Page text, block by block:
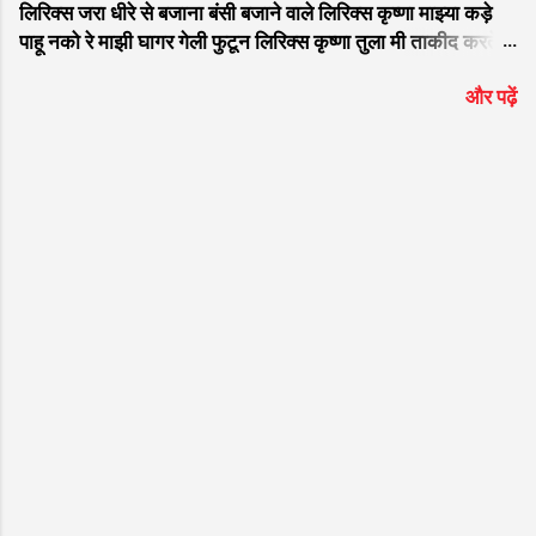
असीम शांति मिलती है। नीचे इस सुपरहिट श्रेणी "श्री
राम जी के भजन " के अंतर्गत आने वाले भजन के शुद्ध
लिरिक्स जरा धीरे से बजाना बंसी बजाने वाले लिरिक्स कृष्णा माझ्या कड़े
पाहू नको रे माझी घागर गेली फुटून लिरिक्स कृष्णा तुला मी ताकीद करते
मथूरेला निघाली लिरिक्स सपने में सखी देख्यो नंद गोपाल लिरिक्स चुंबळ
और पढ़ें